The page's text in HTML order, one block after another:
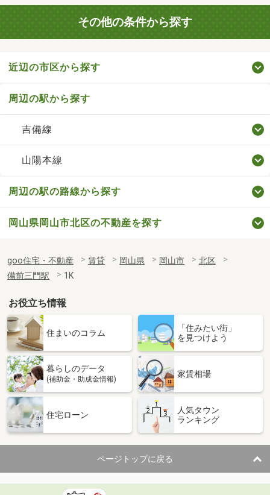
その他の条件から探す
近辺の市区から探す
周辺の駅から探す
吉備線
山陽本線
周辺の駅の路線から探す
岡山県岡山市北区の不動産を探す
goo住宅・不動産 賃貸 岡山県 岡山市
北区
備前三門駅
1K
お役立ち情報
住まいのコラム
「住みたい街」
を見つけよう
暮らしのデータ
(補助金・助成金情報)
家賃相場
住宅ローン
人気タウン
ランキング
ページトップに戻る